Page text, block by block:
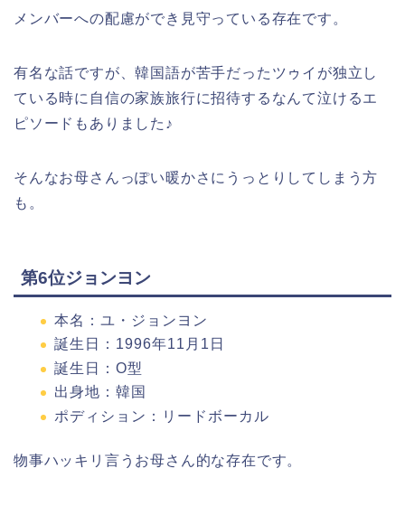
メンバーへの配慮ができ見守っている存在です。
有名な話ですが、韓国語が苦手だったツゥイが独立し
ている時に自信の家族旅行に招待するなんて泣けるエ
ピソードもありました♪
そんなお母さんっぽい暖かさにうっとりしてしまう方
も。
第6位ジョンヨン
本名：ユ・ジョンヨン
誕生日：1996年11月1日
誕生日：О型
出身地：韓国
ポディション：リードボーカル
物事ハッキリ言うお母さん的な存在です。